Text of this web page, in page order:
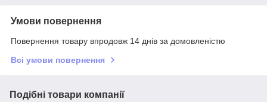
Умови повернення
Повернення товару впродовж 14 днів за домовленістю
Всі умови повернення
Подібні товари компанії